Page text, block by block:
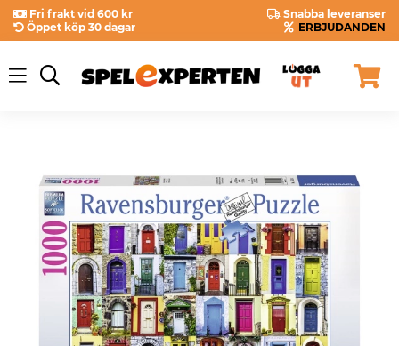
Fri frakt vid 600 kr
Snabba leveranser
Öppet köp 30 dagar
ERBJUDANDEN